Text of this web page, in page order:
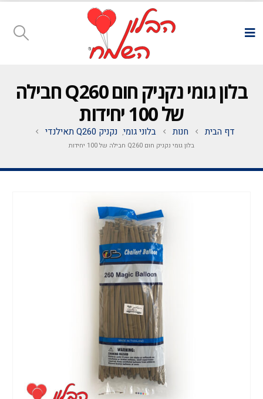
בלון גומי נקניק חום Q260 חבילה
של 100 יחידות
דף הבית חנות בלוני גומי, נקניק Q260 תאילנדי
בלון גומי נקניק חום Q260 חבילה של 100 יחידות